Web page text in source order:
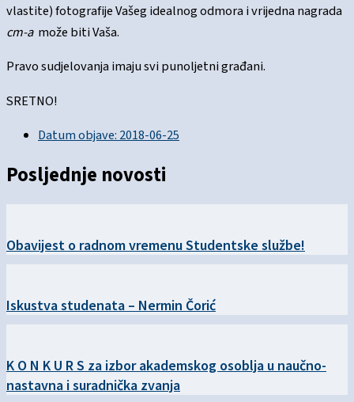
vlastite) fotografije Vašeg idealnog odmora i vrijedna nagrada
cm-amože biti Vaša.
Pravo sudjelovanja imaju svi punoljetni građani.
SRETNO!
Datum objave:2018-06-25
Posljednje novosti
Obavijest o radnom vremenu Studentske službe!
Iskustva studenata – Nermin Čorić
K O N K U R S za izbor akademskog osoblja u naučno-
nastavna i suradnička zvanja